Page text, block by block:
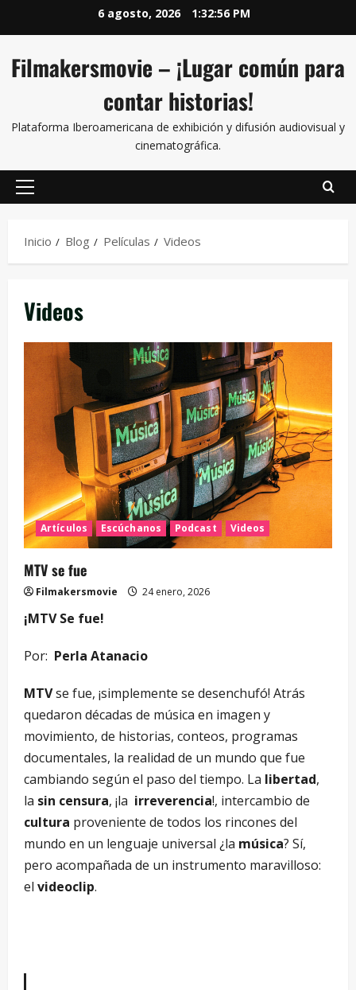
6 agosto, 2026 1:32:57 PM
Filmakersmovie – ¡Lugar común para
contar historias!
Plataforma Iberoamericana de exhibición y difusión audiovisual y
cinematográfica.
Inicio Blog Películas Videos
Videos
Artículos Escúchanos Podcast Videos
MTV se fue
Filmakersmovie 24 enero, 2026
¡MTV Se fue!
Por: Perla Atanacio
MTVse fue, ¡simplemente se desenchufó! Atrás
quedaron décadas de música en imagen y
movimiento, de historias, conteos, programas
documentales, la realidad de un mundo que fue
cambiando según el paso del tiempo. La libertad,
la sin censura, ¡la irreverencia!, intercambio de
cultura proveniente de todos los rincones del
mundo en un lenguaje universal ¿la música? Sí,
pero acompañada de un instrumento maravilloso:
el videoclip.